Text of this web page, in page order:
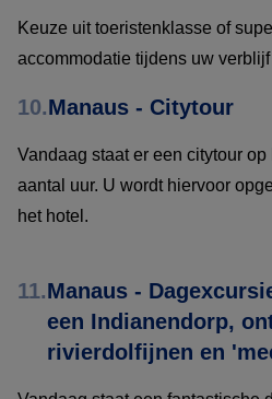
Keuze uit toeristenklasse of
accommodatie tijdens uw
10.Manaus - Citytour
Vandaag staat er een citytour
aantal uur. U wordt hiervoor
het hotel.
11.Manaus -
een Indianendorp,
rivierdolfijnen en